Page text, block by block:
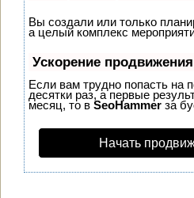
Вы создали или только
а целый комплекс
Ускорение продвижения
Если вам трудно попасть на
десятки раз, а первые
месяц, то в SeoHammer за
Начать